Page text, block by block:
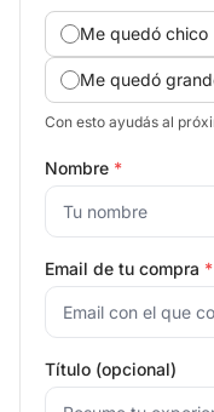
Me quedó chico
Me quedó
Con esto ayudás al
Nombre *
Email de tu compra *
Título (opcional)